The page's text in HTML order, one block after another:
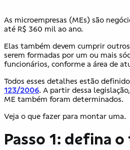
As microempresas (MEs) são
até R$ 360 mil ao ano.
Elas também devem cumprir
serem formadas por um ou mais
funcionários, conforme a área de
Todos esses detalhes estão
123/2006. A partir dessa
ME também foram determinados.
Veja o que fazer para montar uma.
Passo 1: defina